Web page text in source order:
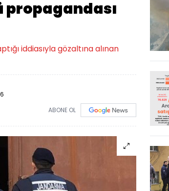
iddiasıyla gözaltına alınan
ABONE OL